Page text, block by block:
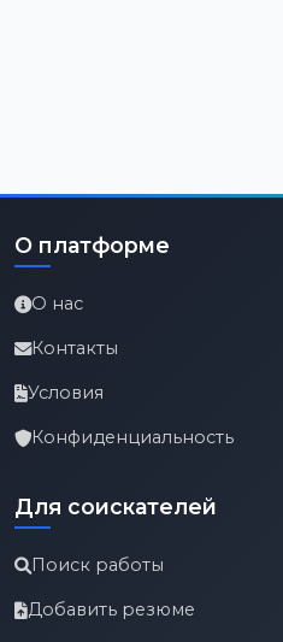
О платформе
О нас
Контакты
Условия
Конфиденциальность
Для соискателей
Поиск работы
Добавить резюме